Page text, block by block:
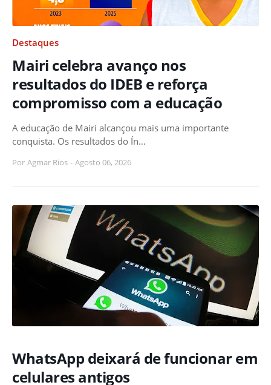
Destaques
Mairi celebra avanço nos
resultados do IDEB e reforça
compromisso com a educação
A educação de Mairi alcançou mais uma importante
conquista. Os resultados do Ín…
Por Agmar Rios - Agosto 06, 2026
WhatsApp deixará de funcionar em
celulares antigos